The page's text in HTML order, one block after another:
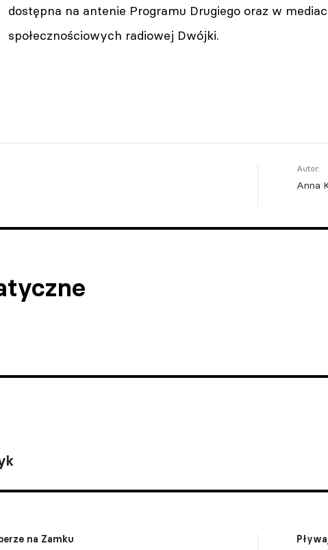
dostępna na antenie Programu Drugiego oraz w
społecznościowych radiowej Dwójki.
Autor:
Anna
na Zamku